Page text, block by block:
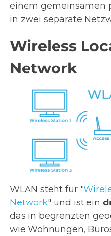
einem gemeinsamen
in zwei separate
Wireless
Network
WLAN steht für "
Network" und ist ein
das in begrenzten
wie Wohnungen,